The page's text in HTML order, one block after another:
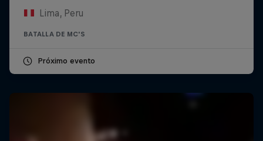
Lima, Peru
BATALLA DE MC'S
Próximo evento